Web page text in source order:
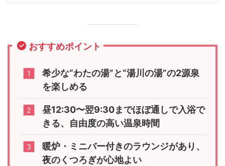
おすすめポイント
希少な“わたの湯”と“湯川の湯”の2源泉
を楽しめる
昼12:30〜翌9:30までほぼ通しで入浴で
きる、自由度の高い温泉時間
暖炉・ミニバー付きのラウンジがあり、
夜のくつろぎが心地よい